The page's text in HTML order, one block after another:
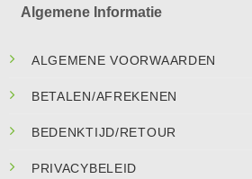
Algemene Informatie
ALGEMENE VOORWAARDEN
BETALEN/AFREKENEN
BEDENKTIJD/RETOUR
PRIVACYBELEID